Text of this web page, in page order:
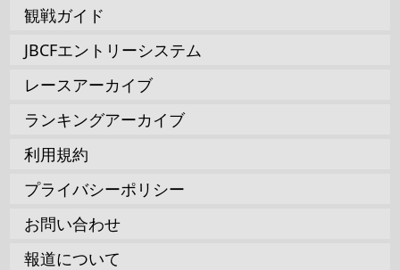
観戦ガイド
JBCFエントリーシステム
レースアーカイブ
ランキングアーカイブ
利用規約
プライバシーポリシー
お問い合わせ
報道について